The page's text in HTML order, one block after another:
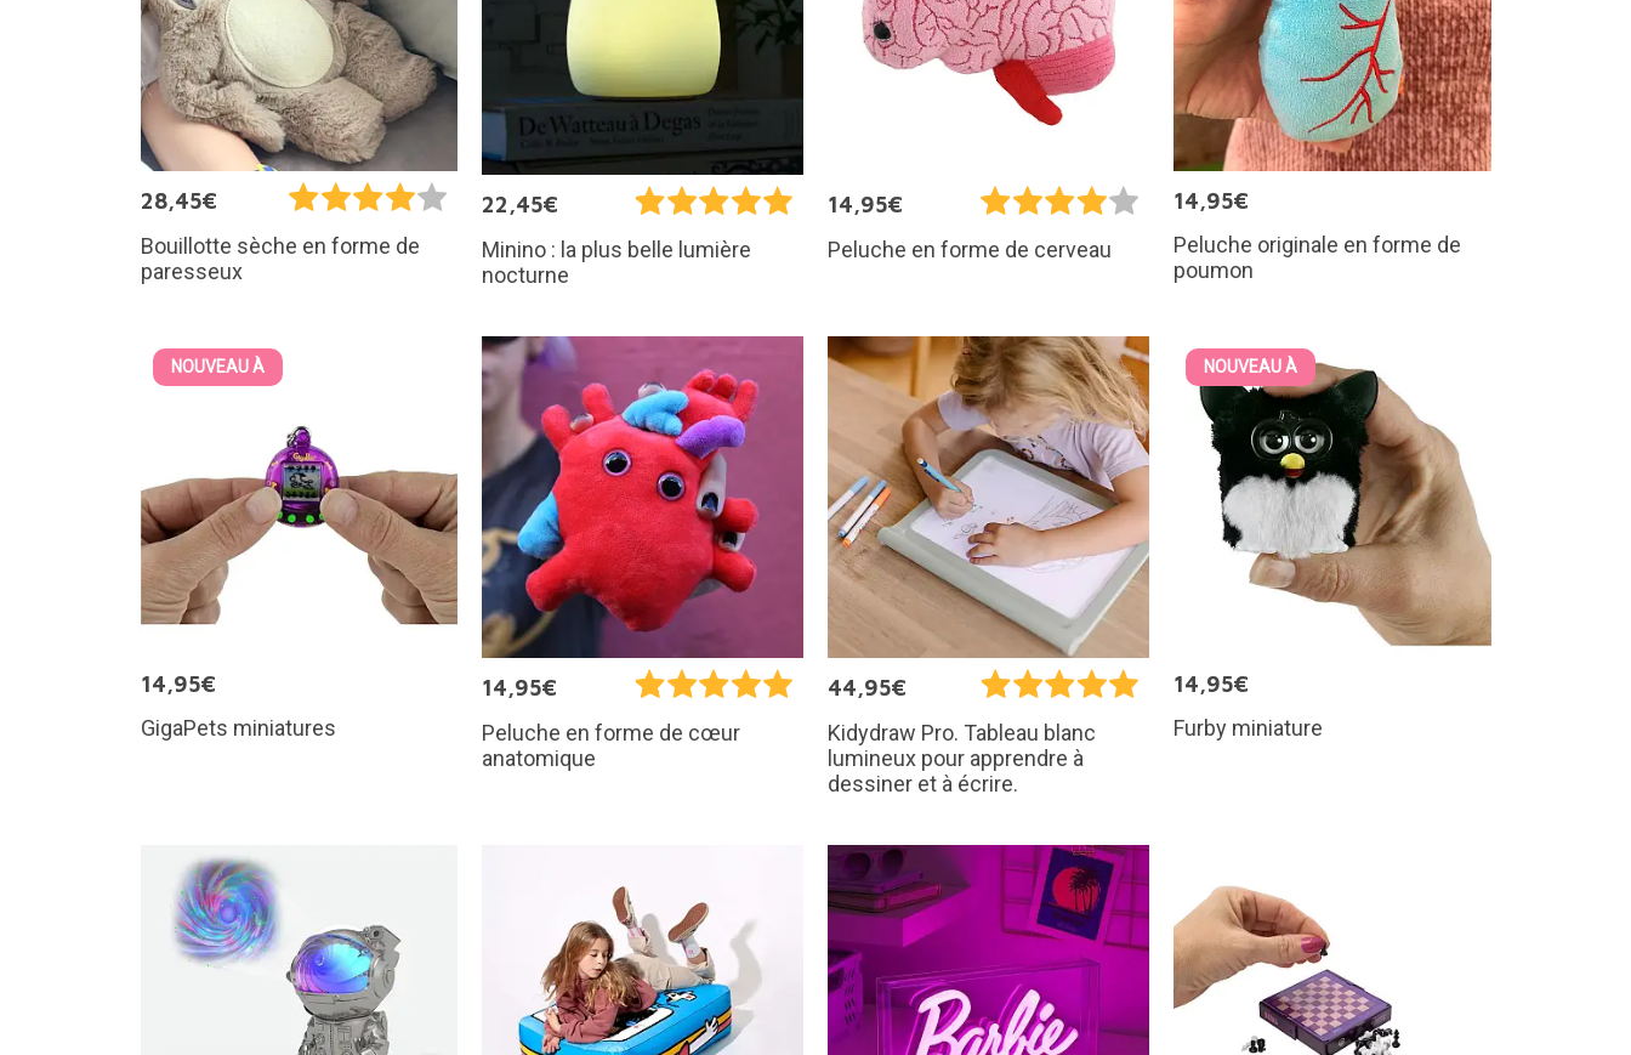
28,45€
Bouillotte sèche en forme de
paresseux
22,45€
Minino : la plus belle lumière
nocturne
14,95€
Peluche en forme de cerveau
14,95€
Peluche originale en forme de
poumon
NOUVEAU À
14,95€
GigaPets miniatures
14,95€
Peluche en forme de cœur
anatomique
44,95€
Kidydraw Pro. Tableau blanc
lumineux pour apprendre à
dessiner et à écrire.
NOUVEAU À
14,95€
Furby miniature